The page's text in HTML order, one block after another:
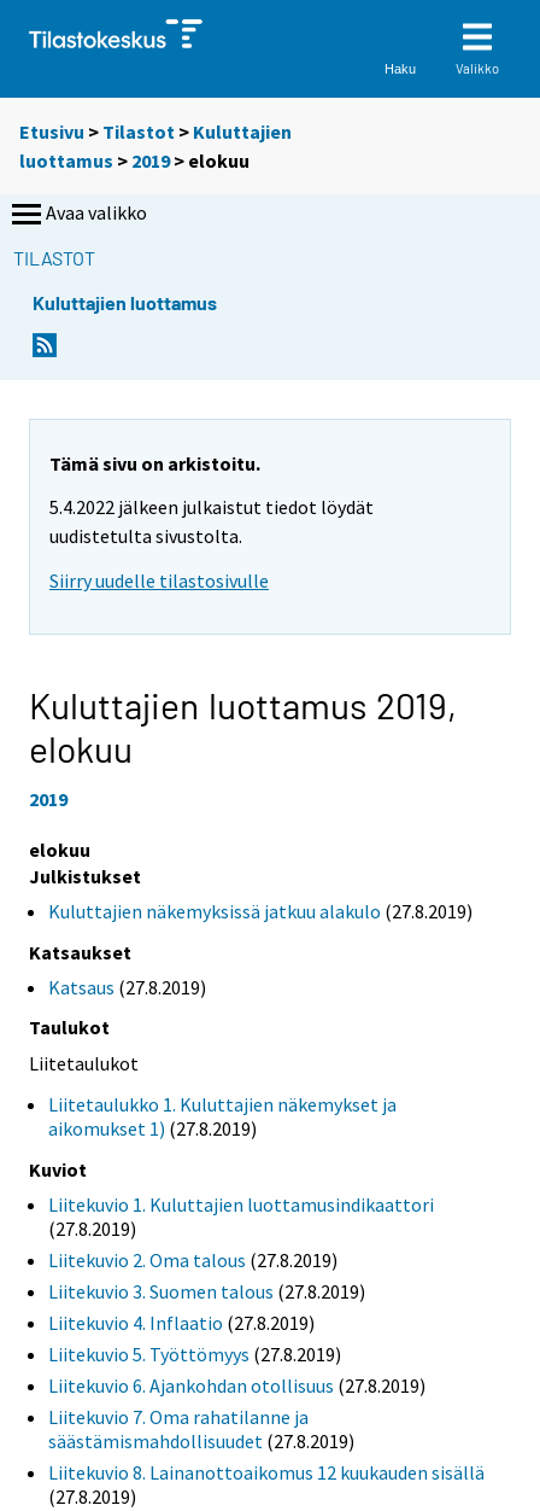
Haku Valikko
Etusivu > Tilastot > Kuluttajien
luottamus > 2019> elokuu
Avaa valikko
TILASTOT
Kuluttajien luottamus
Tämä sivu on arkistoitu.
5.4.2022 jälkeen julkaistut tiedot löydät
uudistetulta sivustolta.
Siirry uudelle tilastosivulle
Kuluttajien luottamus 2019,
elokuu
2019
elokuu
Julkistukset
Kuluttajien näkemyksissä jatkuu alakulo (27.8.2019)
Katsaukset
Katsaus (27.8.2019)
Taulukot
Liitetaulukot
Liitetaulukko 1. Kuluttajien näkemykset ja
aikomukset 1) (27.8.2019)
Kuviot
Liitekuvio 1. Kuluttajien luottamusindikaattori
(27.8.2019)
Liitekuvio 2. Oma talous (27.8.2019)
Liitekuvio 3. Suomen talous (27.8.2019)
Liitekuvio 4. Inflaatio (27.8.2019)
Liitekuvio 5. Työttömyys (27.8.2019)
Liitekuvio 6. Ajankohdan otollisuus (27.8.2019)
Liitekuvio 7. Oma rahatilanne ja
säästämismahdollisuudet (27.8.2019)
Liitekuvio 8. Lainanottoaikomus 12 kuukauden sisällä
(27.8.2019)